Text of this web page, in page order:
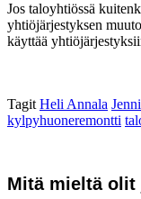
Jos taloyhtiössä
yhtiöjärjestyksen
käyttää
Tagit Heli Annala
kylpyhuoneremontti
Mitä mieltä olit